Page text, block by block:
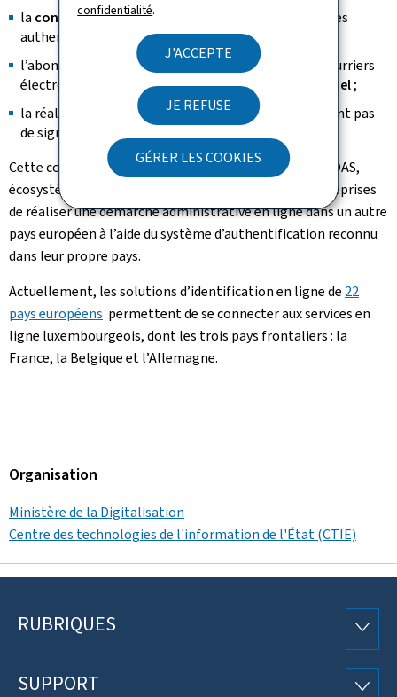
confidentialité.
J'ACCEPTE
JE REFUSE
GÉRER LES COOKIES
la consultation de leurs données
à travers les sources
authentiques ;
l’abonnement au
eDelivery
pour recevoir certains courriers
électroniques directement dans leurespace personnel;
la réalisation des
démarches en ligne
qui ne requièrent pas
de signature électronique.
Cette connexion devient possible grâce au système eIDAS,
écosystème européen qui permet aux citoyens et entreprises
de réaliser une démarche administrative en ligne dans un autre
pays européen à l’aide du système d’authentification reconnu
dans leur propre pays.
Actuellement, les solutions d’identification en ligne de 22
pays européens permettent de se connecter aux services en
ligne luxembourgeois, dont les trois pays frontaliers : la
France, la Belgique et l’Allemagne.
Organisation
Ministère de la Digitalisation
Centre des technologies de l'information de l'État (CTIE)
Pied
RUBRIQUES
SUPPORT